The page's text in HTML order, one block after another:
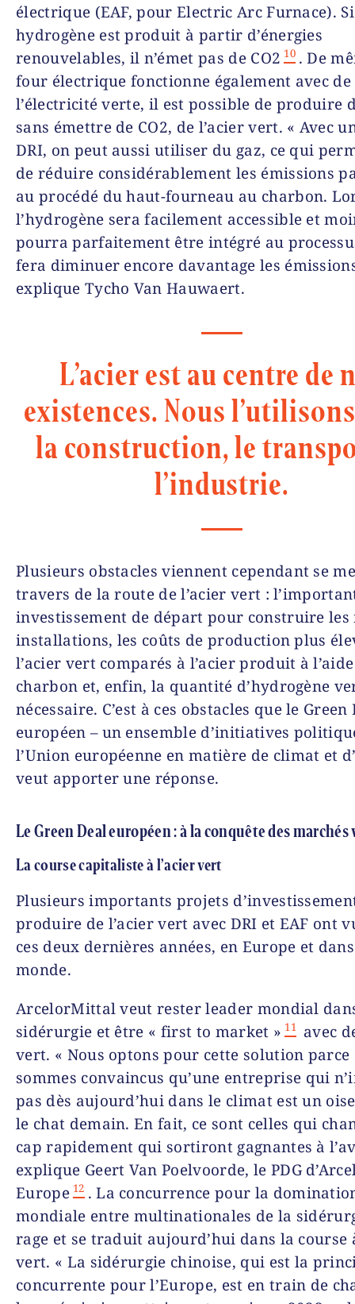
électrique (EAF, pour Electric Arc Furnace).
hydrogène est produit à partir d’énergies
renouvelables, il n’émet pas de CO2 10 . De
four électrique fonctionne également avec de
l’électricité verte, il est possible de produire
sans émettre de CO2, de l’acier vert. « Avec
DRI, on peut aussi utiliser du gaz, ce qui
de réduire considérablement les émissions
au procédé du haut-fourneau au charbon.
l’hydrogène sera facilement accessible et
pourra parfaitement être intégré au
fera diminuer encore davantage les
explique Tycho Van Hauwaert.
L’acier est au centre de
existences. Nous
la construction, le
l’industrie.
Plusieurs obstacles viennent cependant se
travers de la route de l’acier vert :
investissement de départ pour construire les
installations, les coûts de production plus
l’acier vert comparés à l’acier produit à
charbon et, enfin, la quantité d’hydrogène
nécessaire. C’est à ces obstacles que le Green
européen – un ensemble d’initiatives
l’Union européenne en matière de climat et
veut apporter une réponse.
Le Green Deal européen : à la conquête des marchés
La course capitaliste à l’acier vert
Plusieurs importants projets
produire de l’acier vert avec DRI et EAF ont
ces deux dernières années, en Europe et
monde.
ArcelorMittal veut rester leader mondial
sidérurgie et être « first to market » 11 avec
vert. « Nous optons pour cette solution parce
sommes convaincus qu’une entreprise qui
pas dès aujourd’hui dans le climat est un
le chat demain. En fait, ce sont celles qui
cap rapidement qui sortiront gagnantes à
explique Geert Van Poelvoorde, le PDG
Europe 12 . La concurrence pour la
mondiale entre multinationales de la
rage et se traduit aujourd’hui dans la course
vert. « La sidérurgie chinoise, qui est la
concurrente pour l’Europe, est en train de